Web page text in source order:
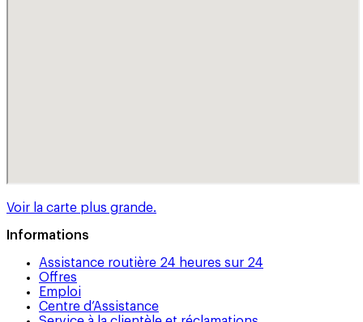
Voir la carte plus grande.
Informations
Assistance routière 24 heures sur 24
Offres
Emploi
Centre d’Assistance